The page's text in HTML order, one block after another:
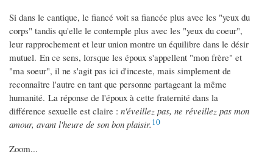
Si dans le cantique, le fiancé voit sa fiancée plus avec les "yeux du
corps" tandis qu'elle le contemple plus avec les "yeux du coeur",
leur rapprochement et leur union montre un équilibre dans le désir
mutuel. En ce sens, lorsque les époux s'appellent "mon frère" et
"ma soeur", il ne s'agit pas ici d'inceste, mais simplement de
reconnaître l'autre en tant que personne partageant la même
humanité. La réponse de l'époux à cette fraternité dans la
différence sexuelle est claire : n'éveillez pas, ne réveillez pas mon
amour, avant l'heure de son bon plaisir.10
Zoom...